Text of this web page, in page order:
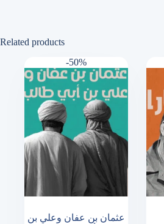
Related products
-50%
عثمان بن عفان وعلي بن